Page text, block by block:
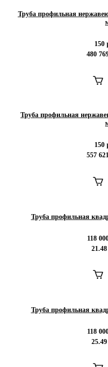
Труба профильная
150
480
Труба профильная
150
557
Труба профильная
118
21.48
Труба профильная
118
25.49